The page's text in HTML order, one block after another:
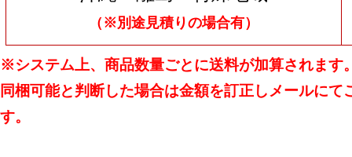
（※別途見積りの場合有）
※システム上、商品数量ごとに送料が加算されます
同梱可能と判断した場合は金額を訂正しメールにて
す。